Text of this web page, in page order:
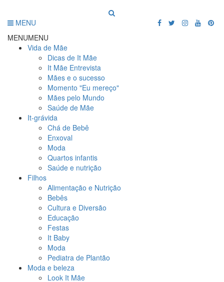
MENU
MENUMENU
Vida de Mãe
Dicas de It Mãe
It Mãe Entrevista
Mães e o sucesso
Momento "Eu mereço"
Mães pelo Mundo
Saúde de Mãe
It-grávida
Chá de Bebê
Enxoval
Moda
Quartos infantis
Saúde e nutrição
Filhos
Alimentação e Nutrição
Bebês
Cultura e Diversão
Educação
Festas
It Baby
Moda
Pediatra de Plantão
Moda e beleza
Look It Mãe